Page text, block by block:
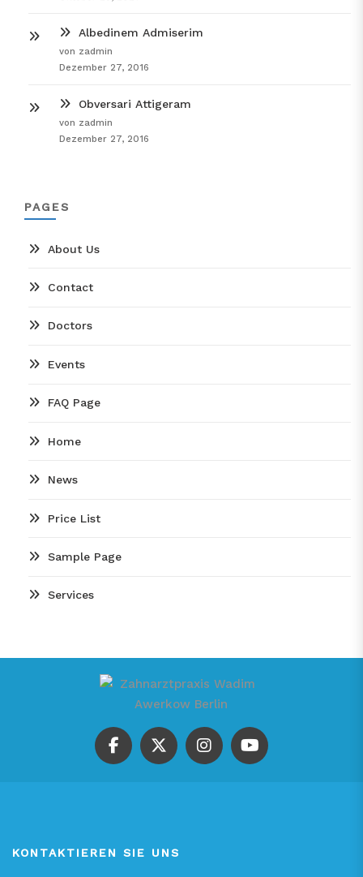
Albedinem Admiserim
von zadmin
Dezember 27, 2016
Obversari Attigeram
von zadmin
Dezember 27, 2016
PAGES
About Us
Contact
Doctors
Events
FAQ Page
Home
News
Price List
Sample Page
Services
KONTAKTIEREN SIE UNS